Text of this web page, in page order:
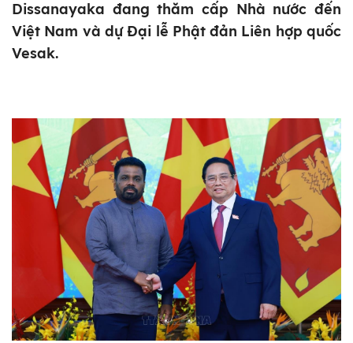
Dissanayaka đang thăm cấp Nhà nước đến
Việt Nam và dự Đại lễ Phật đản Liên hợp quốc
Vesak.